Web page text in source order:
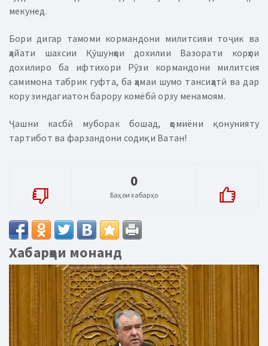
мекунед.
Бори дигар тамоми кормандони милитсияи тоҷик ва
ҳайати шахсии Қӯшунҳои дохилии Вазорати корҳои
дохилиро ба ифтихори Рӯзи кормандони милитсия
самимона табрик гуфта, ба ҳамаи шумо тансиҳатӣ ва дар
кору зиндагиатон барору комёбӣ орзу менамоям.
Ҷашни касбӣ муборак бошад, ҳомиёни қонунияту
тартибот ва фарзандони содиқи Ватан!
0
Баҳои хабарҳо
Хабарҳои монанд